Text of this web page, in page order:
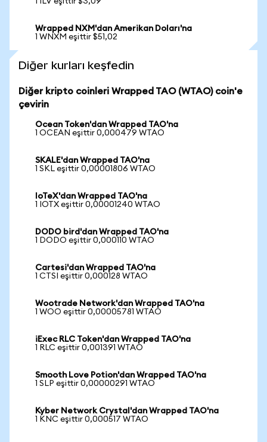
Wrapped NXM'dan Amerikan Doları'na
1 WNXM eşittir $51,02
Diğer kurları keşfedin
Diğer kripto coinleri Wrapped TAO (WTAO) coin'e
çevirin
Ocean Token'dan Wrapped TAO'na
1 OCEAN eşittir 0,000479 WTAO
SKALE'dan Wrapped TAO'na
1 SKL eşittir 0,00001806 WTAO
IoTeX'dan Wrapped TAO'na
1 IOTX eşittir 0,00001240 WTAO
DODO bird'dan Wrapped TAO'na
1 DODO eşittir 0,000110 WTAO
Cartesi'dan Wrapped TAO'na
1 CTSI eşittir 0,000128 WTAO
Wootrade Network'dan Wrapped TAO'na
1 WOO eşittir 0,00005781 WTAO
iExec RLC Token'dan Wrapped TAO'na
1 RLC eşittir 0,001391 WTAO
Smooth Love Potion'dan Wrapped TAO'na
1 SLP eşittir 0,00000291 WTAO
Kyber Network Crystal'dan Wrapped TAO'na
1 KNC eşittir 0,000517 WTAO